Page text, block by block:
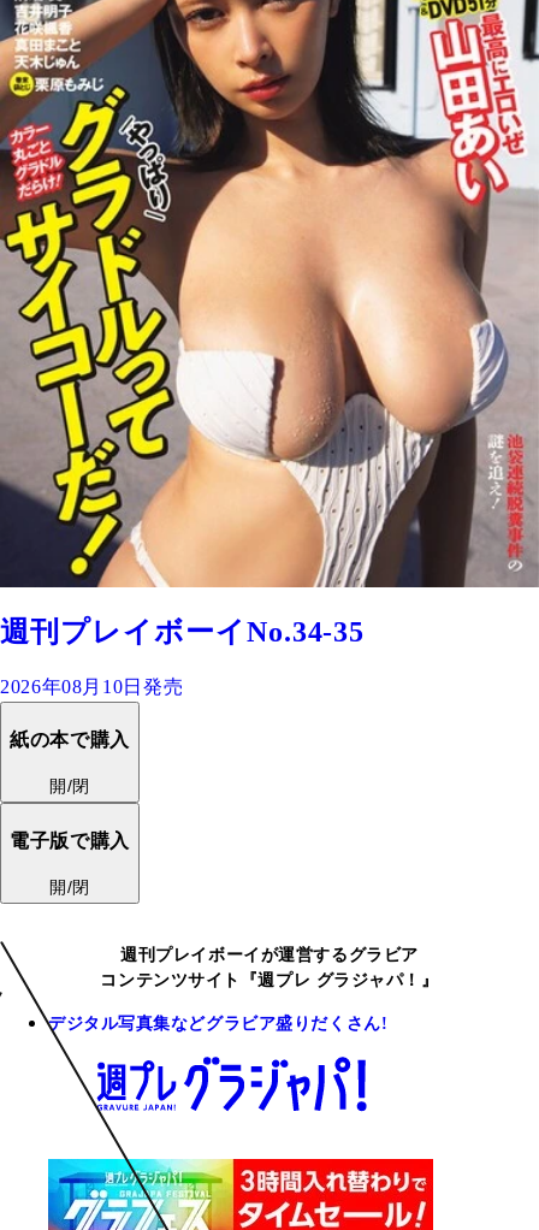
週刊プレイボーイNo.34-35
2026年08月10日発売
紙の本で購入
開/閉
電子版で購入
開/閉
週刊プレイボーイが運営するグラビア
コンテンツサイト『週プレ グラジャパ！』
デジタル写真集などグラビア盛りだくさん!